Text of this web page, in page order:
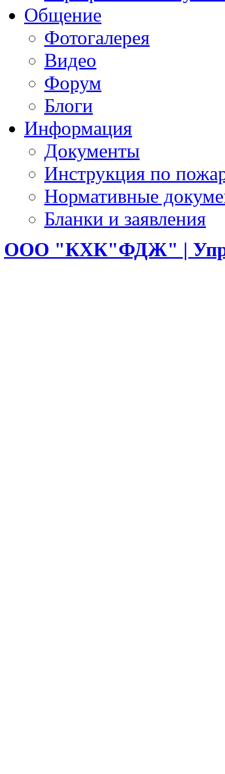
Общение
Фотогалерея
Видео
Форум
Блоги
Информация
Документы
Инструкция по
Нормативные
Бланки и заявления
ООО "КХК"ФДЖ" |